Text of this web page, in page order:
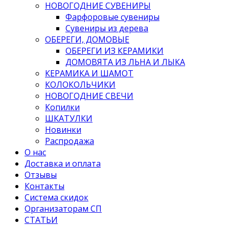
НОВОГОДНИЕ СУВЕНИРЫ
Фарфоровые сувениры
Сувениры из дерева
ОБЕРЕГИ, ДОМОВЫЕ
ОБЕРЕГИ ИЗ КЕРАМИКИ
ДОМОВЯТА ИЗ ЛЬНА И ЛЫКА
КЕРАМИКА И ШАМОТ
КОЛОКОЛЬЧИКИ
НОВОГОДНИЕ СВЕЧИ
Копилки
ШКАТУЛКИ
Новинки
Распродажа
О нас
Доставка и оплата
Отзывы
Контакты
Система скидок
Организаторам СП
СТАТЬИ